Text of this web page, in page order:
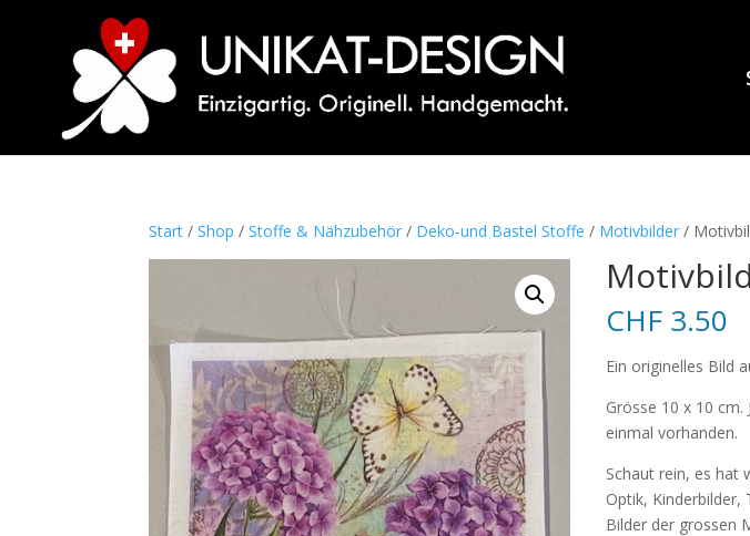
Start /Shop /Stoffe & Nähzubehör / Deko-und Bastel Stoffe / Motivbilder /
CHF 3.50
Ein originelles Bild
Grösse 10 x 10 cm.
einmal vorhanden.
Schaut rein, es hat
Optik,
Bilder der grossen